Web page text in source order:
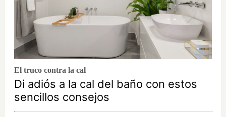
El truco contra la cal
Di adiós a la cal del baño con estos
sencillos consejos